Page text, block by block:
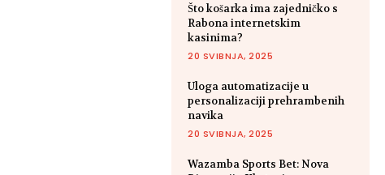
Što košarka ima zajedničko s
Rabona internetskim
kasinima?
20 SVIBNJA, 2025
Uloga automatizacije u
personalizaciji prehrambenih
navika
20 SVIBNJA, 2025
Wazamba Sports Bet: Nova